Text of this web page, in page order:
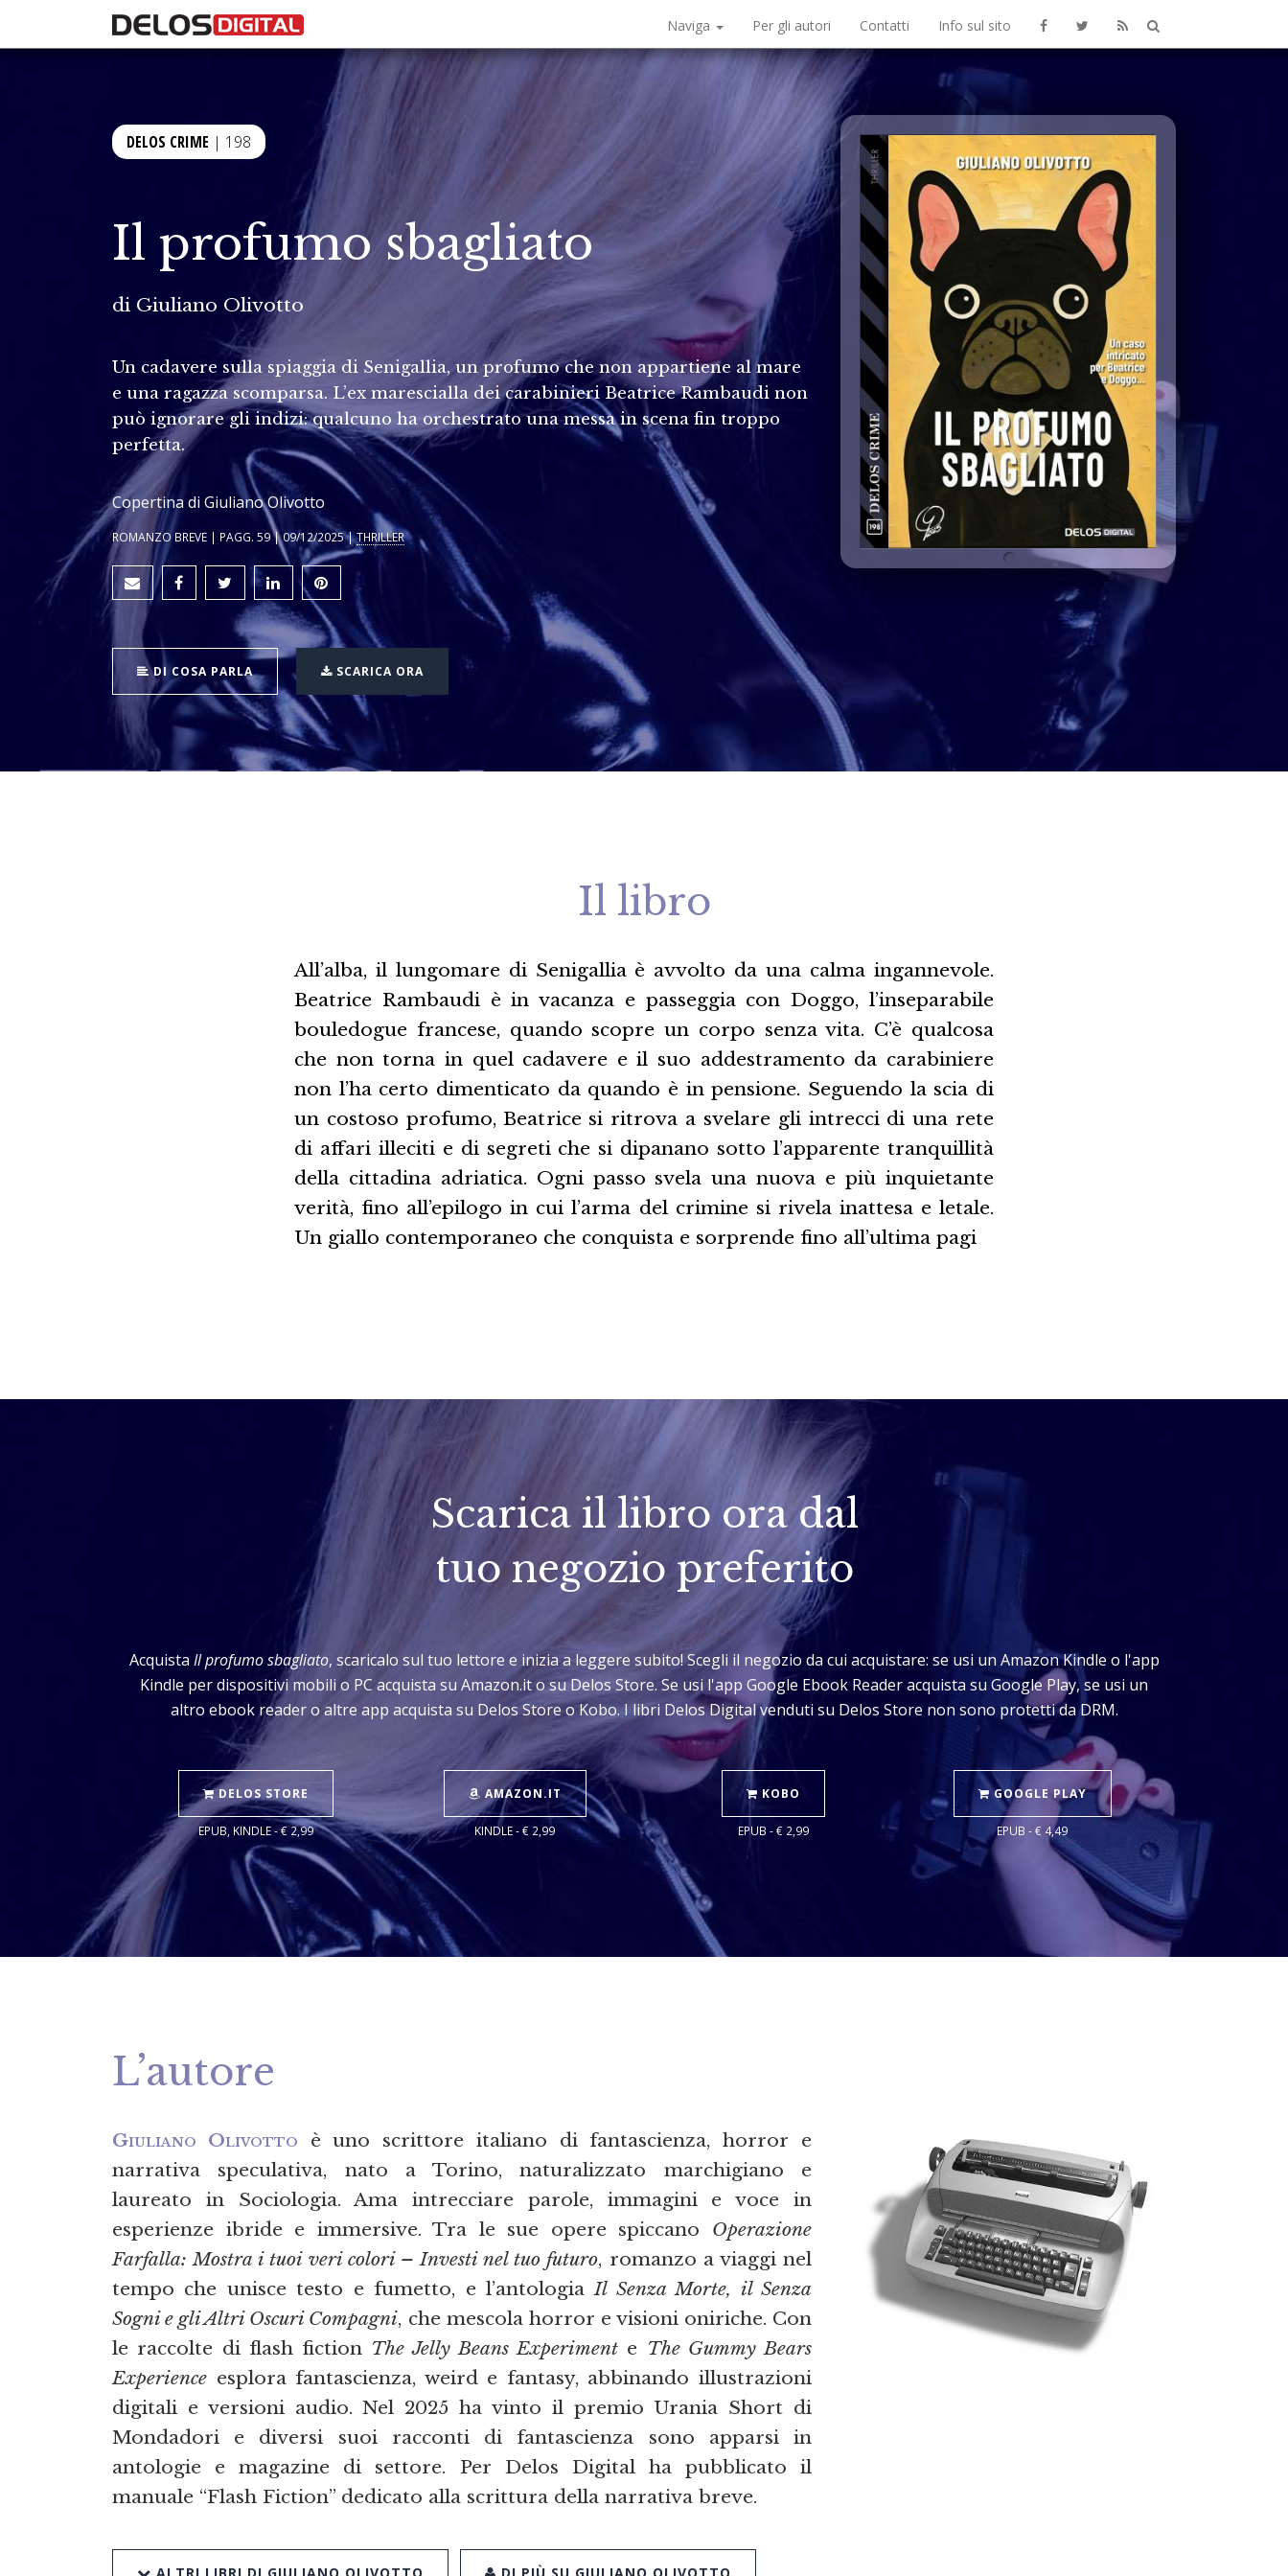
Naviga Per gli autori Contatti Info sul sito
DELOS CRIME | 198
Il profumo sbagliato
di Giuliano Olivotto
Un cadavere sulla spiaggia di Senigallia, un profumo che non appartiene al mare
e una ragazza scomparsa. L’ex marescialla dei carabinieri Beatrice Rambaudi non
può ignorare gli indizi: qualcuno ha orchestrato una messa in scena fin troppo
perfetta.
Copertina di Giuliano Olivotto
ROMANZO BREVE | PAGG. 59 | 09/12/2025 |THRILLER
DI COSA PARLA SCARICA ORA
Il libro
All’alba, il lungomare di Senigallia è avvolto da una calma ingannevole.
Beatrice Rambaudi è in vacanza e passeggia con Doggo, l’inseparabile
bouledogue francese, quando scopre un corpo senza vita. C’è qualcosa
che non torna in quel cadavere e il suo addestramento da carabiniere
non l’ha certo dimenticato da quando è in pensione. Seguendo la scia di
un costoso profumo, Beatrice si ritrova a svelare gli intrecci di una rete
di affari illeciti e di segreti che si dipanano sotto l’apparente tranquillità
della cittadina adriatica. Ogni passo svela una nuova e più inquietante
verità, fino all’epilogo in cui l’arma del crimine si rivela inattesa e letale.
Un giallo contemporaneo che conquista e sorprende fino all’ultima pagi
Scarica il libro ora dal
tuo negozio preferito
Acquista Il profumo sbagliato, scaricalo sul tuo lettore e inizia a leggere subito! Scegli il negozio da cui acquistare: se usi un Amazon Kindle o l'app
Kindle per dispositivi mobili o PC acquista su Amazon.it o su Delos Store. Se usi l'app Google Ebook Reader acquista su Google Play, se usi un
altro ebook reader o altre app acquista su Delos Store o Kobo. I libri Delos Digital venduti su Delos Store non sono protetti da DRM.
DELOS STORE
EPUB, KINDLE - € 2,99
AMAZON.IT
KINDLE - € 2,99
KOBO
EPUB - € 2,99
GOOGLE PLAY
EPUB - € 4,49
L’autore
Giuliano Olivotto è uno scrittore italiano di fantascienza, horror e
narrativa speculativa, nato a Torino, naturalizzato marchigiano e
laureato in Sociologia. Ama intrecciare parole, immagini e voce in
esperienze ibride e immersive. Tra le sue opere spiccano Operazione
Farfalla: Mostra i tuoi veri colori – Investi nel tuo futuro, romanzo a viaggi nel
tempo che unisce testo e fumetto, e l’antologiaIl Senza Morte, il Senza
Sogni e gli Altri Oscuri Compagni, che mescola horror e visioni oniriche. Con
le raccolte di flash fiction The Jelly Beans Experiment e The Gummy Bears
Experience esplora fantascienza, weird e fantasy, abbinando illustrazioni
digitali e versioni audio. Nel 2025 ha vinto il premio Urania Short di
Mondadori e diversi suoi racconti di fantascienza sono apparsi in
antologie e magazine di settore. Per Delos Digital ha pubblicato il
manuale “Flash Fiction” dedicato alla scrittura della narrativa breve.
ALTRI LIBRI DI GIULIANO OLIVOTTO DI PIÙ SU GIULIANO OLIVOTTO